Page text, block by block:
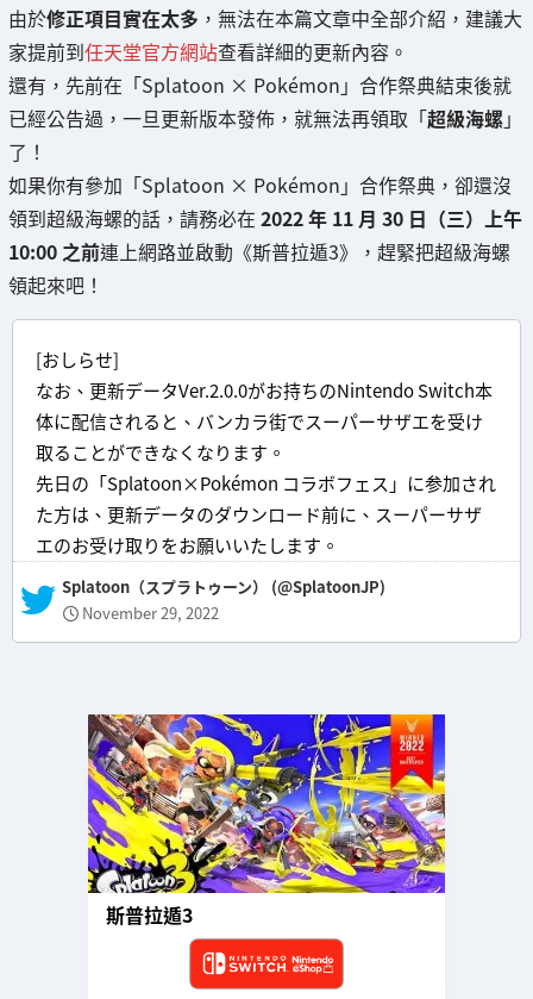
由於修正項目實在太多 ，無法在本篇文章中全部介紹，建議大
家提前到任天堂官方網站查看詳細的更新內容。
還有，先前在「Splatoon × Pokémon」合作祭典結束後就
已經公告過，一旦更新版本發佈，就無法再領取「超級海螺」
了！
如果你有參加「Splatoon × Pokémon」合作祭典，卻還沒
領到超級海螺的話，請務必在 2022 年 11 月 30 日（三）上午
10:00 之前連上網路並啟動《斯普拉遁3》，趕緊把超級海螺
領起來吧！
[おしらせ]
なお、更新データVer.2.0.0がお持ちのNintendo Switch本
体に配信されると、バンカラ街でスーパーサザエを受け
取ることができなくなります。
先日の「Splatoon×Pokémon コラボフェス」に参加され
た方は、更新データのダウンロード前に、スーパーサザ
エのお受け取りをお願いいたします。
— Splatoon（スプラトゥーン） (@SplatoonJP)
November 29, 2022
斯普拉遁3